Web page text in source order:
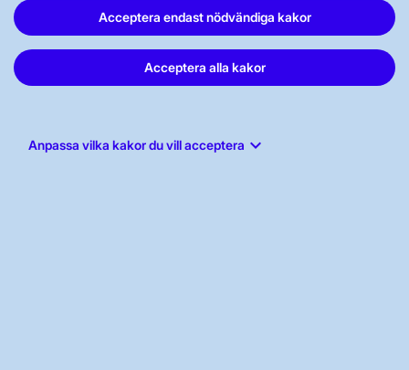
Acceptera endast nödvändiga kakor
Acceptera alla kakor
Anpassa vilka kakor du vill acceptera keyboard_arrow_down
Sundbyberg
Tel: 010-475 80 00
registrator@svk.se